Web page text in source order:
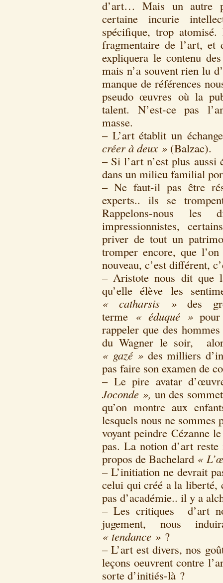
d’art… Mais un autre
certaine incurie
spécifique, trop atomisé.
fragmentaire de l’art, et
expliquera le contenu
mais n’a souvent rien lu
manque de références
pseudo œuvres où la
talent. N’est-ce pas
masse.
– L’art établit un
créer à deux » (Balzac).
– Si l’art n’est plus aussi
dans un milieu familial
– Ne faut-il pas être
experts.. ils se
Rappelons-nous les
impressionnistes,
priver de tout un
tromper encore, que
nouveau, c’est différent,
– Aristote nous dit que
qu’elle élève les
« catharsis » des
terme « éduqué »
rappeler que des
du Wagner le soir,
« gazé » des milliers
pas faire son examen de
– Le pire avatar
Joconde », un des
qu’on montre aux
lesquels nous ne sommes
voyant peindre Cézanne
pas. La notion d’art
propos de Bachelard «
– L’initiation ne devrait
celui qui créé a la
pas d’académie.. il y a
– Les critiques d’art
jugement, nous
« tendance » ?
– L’art est divers, nos
leçons oeuvrent contre
sorte d’initiés-là ?